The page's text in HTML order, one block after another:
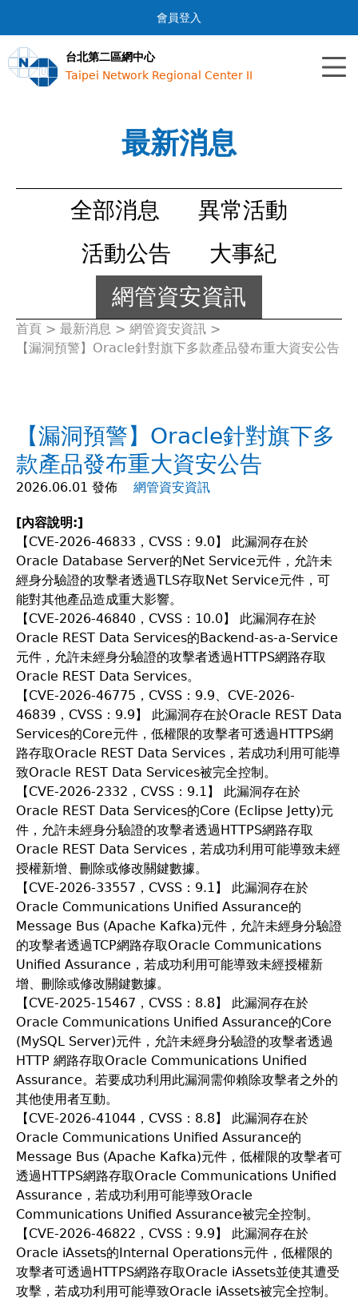
Jump to navigation
會員登入
台北第二區網中心
Taipei Network Regional Center II
最新消息
全部消息
異常活動
活動公告
大事紀
網管資安資訊
您
裡
首頁 > 最新消息 > 網管資安資訊 >
【漏洞預警】Oracle針對旗下多款產品發布重大資安公告
【漏洞預警】Oracle針對旗下多
款產品發布重大資安公告
2026.06.01 發佈 網管資安資訊
[內容說明:]
【CVE-2026-46833，CVSS：9.0】 此漏洞存在於
Oracle Database Server的Net Service元件，允許未
經身分驗證的攻擊者透過TLS存取Net Service元件，可
能對其他產品造成重大影響。
【CVE-2026-46840，CVSS：10.0】 此漏洞存在於
Oracle REST Data Services的Backend-as-a-Service
元件，允許未經身分驗證的攻擊者透過HTTPS網路存取
Oracle REST Data Services。
【CVE-2026-46775，CVSS：9.9、CVE-2026-
46839，CVSS：9.9】 此漏洞存在於Oracle REST Data
Services的Core元件，低權限的攻擊者可透過HTTPS網
路存取Oracle REST Data Services，若成功利用可能導
致Oracle REST Data Services被完全控制。
【CVE-2026-2332，CVSS：9.1】 此漏洞存在於
Oracle REST Data Services的Core (Eclipse Jetty)元
件，允許未經身分驗證的攻擊者透過HTTPS網路存取
Oracle REST Data Services，若成功利用可能導致未經
授權新增、刪除或修改關鍵數據。
【CVE-2026-33557，CVSS：9.1】 此漏洞存在於
Oracle Communications Unified Assurance的
Message Bus (Apache Kafka)元件，允許未經身分驗證
的攻擊者透過TCP網路存取Oracle Communications
Unified Assurance，若成功利用可能導致未經授權新
增、刪除或修改關鍵數據。
【CVE-2025-15467，CVSS：8.8】 此漏洞存在於
Oracle Communications Unified Assurance的Core
(MySQL Server)元件，允許未經身分驗證的攻擊者透過
HTTP 網路存取Oracle Communications Unified
Assurance。若要成功利用此漏洞需仰賴除攻擊者之外的
其他使用者互動。
【CVE-2026-41044，CVSS：8.8】 此漏洞存在於
Oracle Communications Unified Assurance的
Message Bus (Apache Kafka)元件，低權限的攻擊者可
透過HTTPS網路存取Oracle Communications Unified
Assurance，若成功利用可能導致Oracle
Communications Unified Assurance被完全控制。
【CVE-2026-46822，CVSS：9.9】 此漏洞存在於
Oracle iAssets的Internal Operations元件，低權限的
攻擊者可透過HTTPS網路存取Oracle iAssets並使其遭受
攻擊，若成功利用可能導致Oracle iAssets被完全控制。